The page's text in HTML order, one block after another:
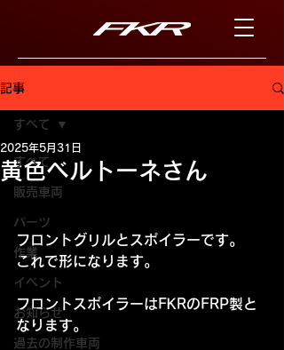
記事
すべて
販売車両
パーツ
作業
イベント
お知らせ
過去の制作車両
すべて
黄色ベルトーネさん
2025年5月31日
フロントグリルとスポイラーです。
これで形になります。
フロントスポイラーはFKRのFRP製と
なります。